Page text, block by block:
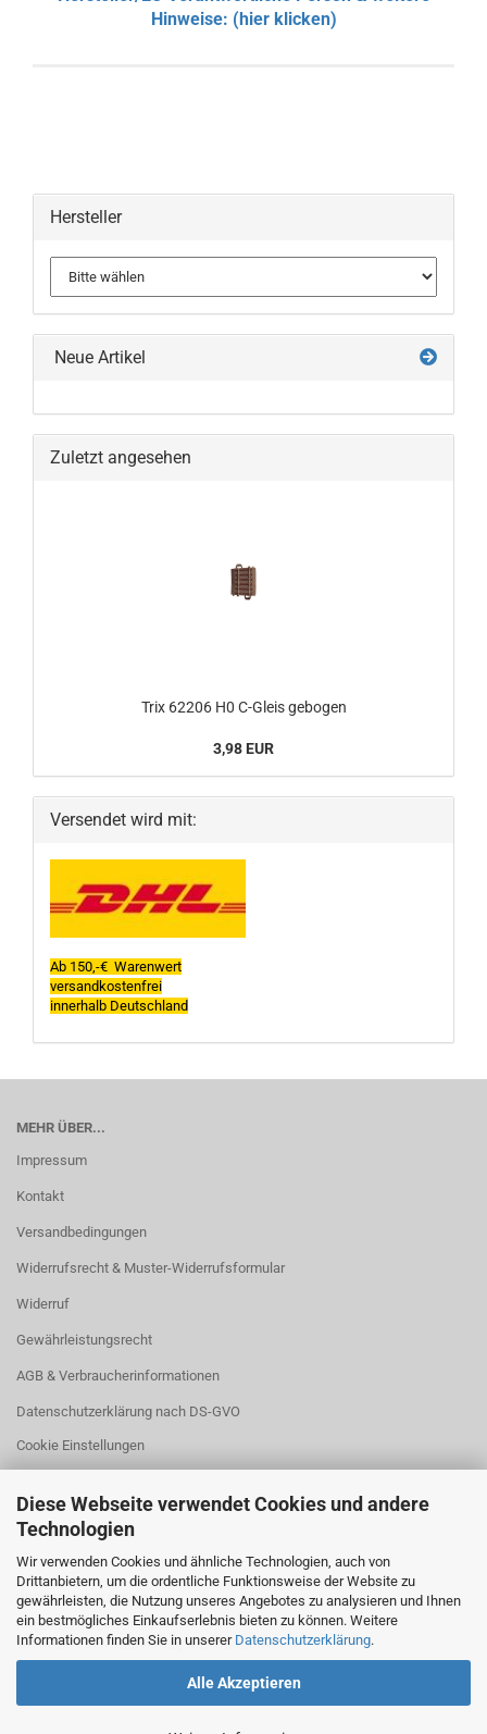
Diese Webseite verwendet Cookies und andere
Technologien
Wir verwenden Cookies und ähnliche Technologien, auch von
Drittanbietern, um die ordentliche Funktionsweise der Website zu
gewährleisten, die Nutzung unseres Angebotes zu analysieren und Ihnen
ein bestmögliches Einkaufserlebnis bieten zu können. Weitere
Informationen finden Sie in unserer Datenschutzerklärung.
Alle Akzeptieren
Hinweise: (hier klicken)
Hersteller
Neue Artikel
Zuletzt angesehen
Trix 62206 H0 C-Gleis gebogen
3,98 EUR
Versendet wird mit:
Ab 150,-€ Warenwert
versandkostenfrei
innerhalb Deutschland
MEHR ÜBER...
Impressum
Kontakt
Versandbedingungen
Widerrufsrecht & Muster-Widerrufsformular
Widerruf
Gewährleistungsrecht
AGB & Verbraucherinformationen
Datenschutzerklärung nach DS-GVO
Cookie Einstellungen
WIDERRUFSBUTTON
Klicken Sie auf den Button,
wenn Sie Ihren Kaufvertrag widerrufen wollen: